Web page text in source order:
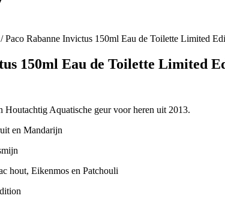
/ Paco Rabanne Invictus 150ml Eau de Toilette Limited
150ml Eau de Toilette Limited
Houtachtig Aquatische geur voor heren uit 2013.
en Mandarijn
hout, Eikenmos en Patchouli